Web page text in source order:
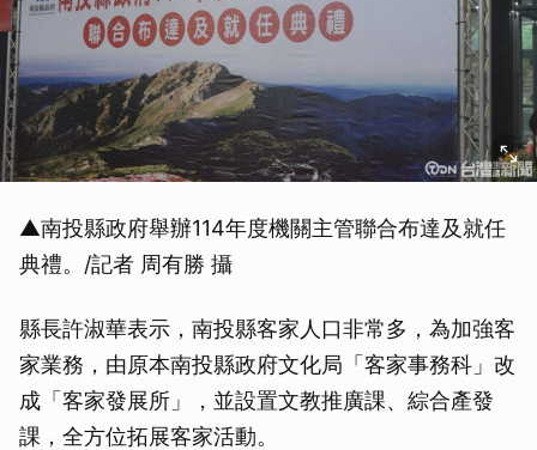
▲南投縣政府舉辦114年度機關主管聯合布達及就任
典禮。/記者 周有勝 攝
縣長許淑華表示，南投縣客家人口非常多，為加強客
家業務，由原本南投縣政府文化局「客家事務科」改
成「客家發展所」，並設置文教推廣課、綜合產發
課，全方位拓展客家活動。